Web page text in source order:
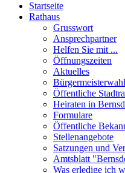
Startseite
Rathaus
Grusswort
Ansprechpartner
Helfen Sie mit ...
Öffnungszeiten
Aktuelles
Öffentliche
Heiraten in
Formulare
Öffentliche
Stellenangebote
Satzungen und
Amtsblatt
Was erledige ich